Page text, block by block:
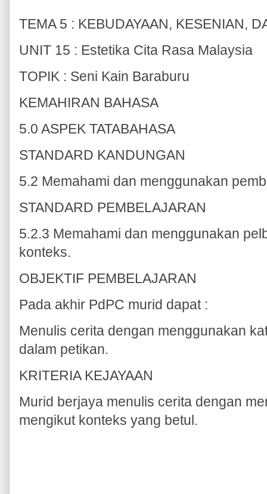
TEMA 5 : KEBUDAYAAN, KESENIAN,
UNIT 15 : Estetika Cita Rasa Malaysia
TOPIK : Seni Kain Baraburu
KEMAHIRAN BAHASA
5.0 ASPEK TATABAHASA
STANDARD KANDUNGAN
5.2 Memahami dan menggunakan
STANDARD PEMBELAJARAN
5.2.3 Memahami dan menggunakan
konteks.
OBJEKTIF PEMBELAJARAN
Pada akhir PdPC murid dapat :
Menulis cerita dengan menggunakan
dalam petikan.
KRITERIA KEJAYAAN
Murid berjaya menulis cerita dengan
mengikut konteks yang betul.